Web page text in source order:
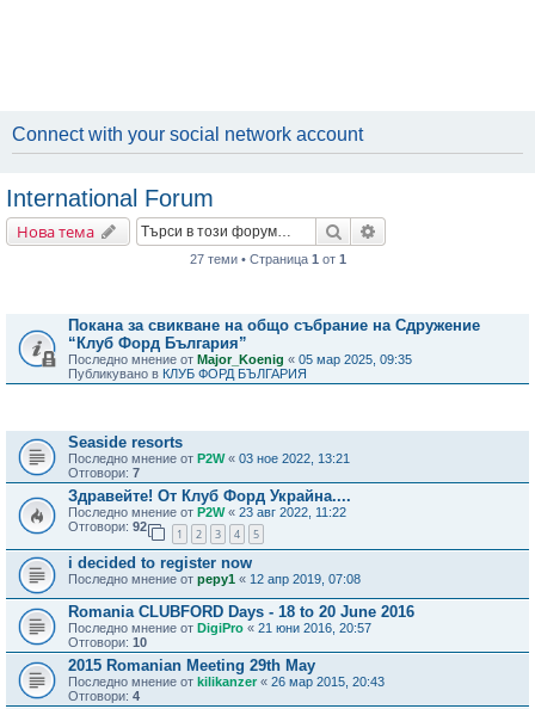
Connect with your social network account
International Forum
Нова тема Търсене
27 теми • Страница 1 от 1
Покана за свикване на общо събрание на Сдружение
“Клуб Форд България”
Последно мнение от Major_Koenig « 05 мар 2025, 09:35
Публикувано в КЛУБ ФОРД БЪЛГАРИЯ
Seaside resorts
Последно мнение от P2W« 03 ное 2022, 13:21
Отговори: 7
Здравейте! От Клуб Форд Украйна....
Последно мнение от P2W« 23 авг 2022, 11:22
Отговори: 92
1 2 3 4 5
i decided to register now
Последно мнение от pepy1 « 12 апр 2019, 07:08
Romania CLUBFORD Days - 18 to 20 June 2016
Последно мнение от DigiPro « 21 юни 2016, 20:57
Отговори: 10
2015 Romanian Meeting 29th May
Последно мнение от kilikanzer « 26 мар 2015, 20:43
Отговори: 4